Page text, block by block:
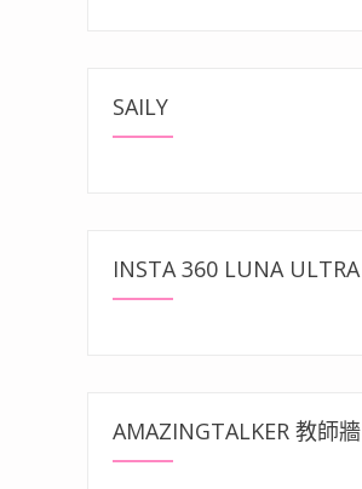
SAILY
INSTA 360 LUNA ULTRA
AMAZINGTALKER 教師牆